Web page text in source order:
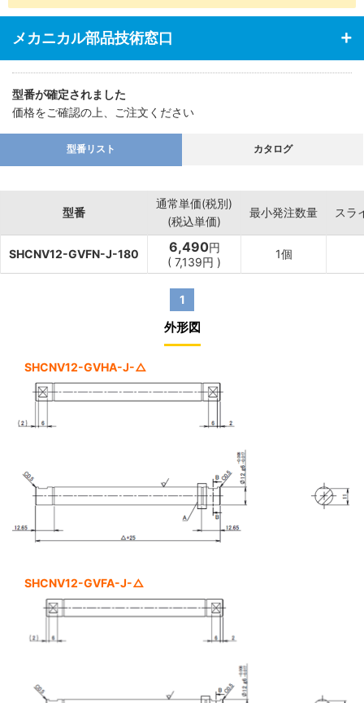
メカニカル部品技術窓口
型番が確定されました
価格をご確認の上、ご注文ください
型番リスト カタログ
型番
通常単価(税別)
(税込単価)
最小発注数量 スラ
SHCNV12-GVFN-J-180 6,490円
( 7,139円 )
1個
1
外形図
SHCNV12-GVHA-J-△
SHCNV12-GVFA-J-△